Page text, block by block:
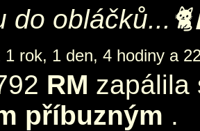
do
1 rok, 1 den, 4 hodiny a
RM
příbuzným .